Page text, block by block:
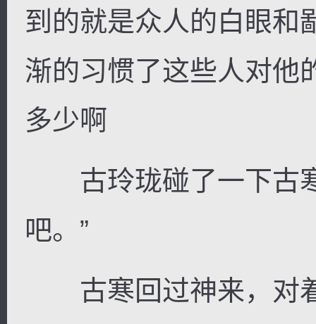
到的就是众人的白眼和
渐的习惯了这些人对他
多少啊
古玲珑碰了一下古寒
吧。”
古寒回过神来，对